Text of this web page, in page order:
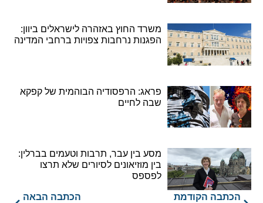
משרד החוץ באזהרה לישראלים ביוון:
הפגנות נרחבות צפויות ברחבי המדינה
פראג: הרפסודיה הבוהמית של קפקא
שבה לחיים
מסע בין עבר, תרבות וטעמים בברלין:
בין מוזיאונים לסיורים שלא תרצו
לפספס
הכתבה הקודמת הכתבה הבאה